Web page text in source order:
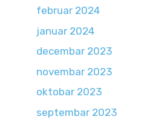
februar 2024
januar 2024
decembar 2023
novembar 2023
oktobar 2023
septembar 2023